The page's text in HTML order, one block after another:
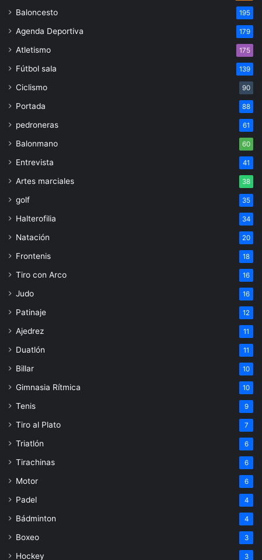
Baloncesto 195
Agenda Deportiva 179
Atletismo 175
Fútbol sala 139
Ciclismo 90
Portada 88
pedroneras 61
Balonmano 60
Entrevista 41
Artes marciales 38
golf 35
Halterofilia 34
Natación 20
Frontenis 18
Tiro con Arco 16
Judo 16
Patinaje 12
Ajedrez 11
Duatlón 11
Billar 10
Gimnasia Rítmica 10
Tenis 9
Tiro al Plato 7
Triatlón 6
Tirachinas 6
Motor 6
Padel 4
Bádminton 4
Boxeo 3
Hockey 3